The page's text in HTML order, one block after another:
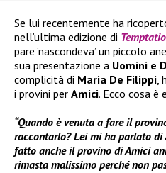
Se lui recentemente ha
nell’ultima edizione di
pare ‘nascondeva’ un piccolo
sua presentazione a Uomini e
complicità di Maria De Filippi,
i provini per Amici. Ecco cosa è
“Quando è venuta a fare il
raccontarlo? Lei mi ha parlato di
fatto anche il provino di Amici
rimasta malissimo perché non